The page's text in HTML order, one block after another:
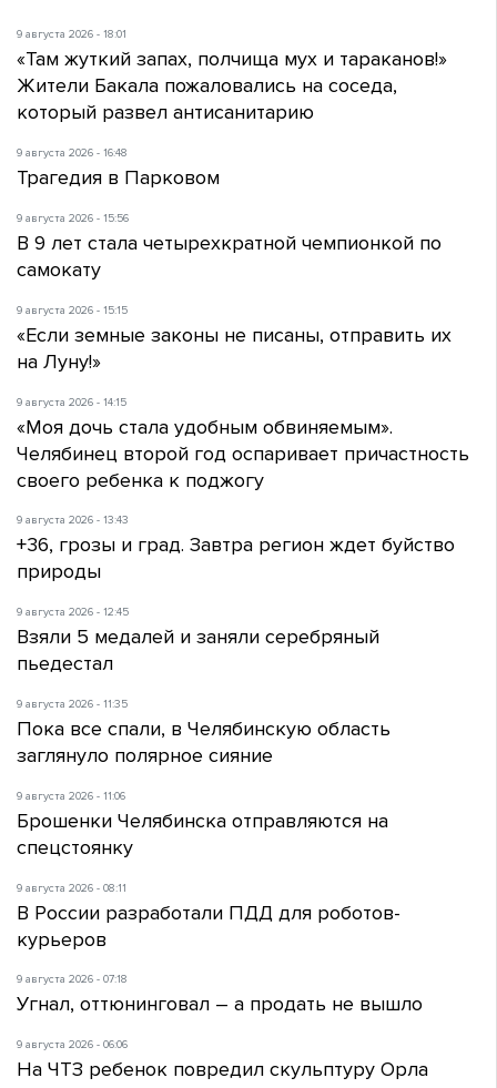
9 августа 2026 - 18:01
«Там жуткий запах, полчища мух и тараканов!»
Жители Бакала пожаловались на соседа,
который развел антисанитарию
9 августа 2026 - 16:48
Трагедия в Парковом
9 августа 2026 - 15:56
В 9 лет стала четырехкратной чемпионкой по
самокату
9 августа 2026 - 15:15
«Если земные законы не писаны, отправить их
на Луну!»
9 августа 2026 - 14:15
«Моя дочь стала удобным обвиняемым».
Челябинец второй год оспаривает причастность
своего ребенка к поджогу
9 августа 2026 - 13:43
+36, грозы и град. Завтра регион ждет буйство
природы
9 августа 2026 - 12:45
Взяли 5 медалей и заняли серебряный
пьедестал
9 августа 2026 - 11:35
Пока все спали, в Челябинскую область
заглянуло полярное сияние
9 августа 2026 - 11:06
Брошенки Челябинска отправляются на
спецстоянку
9 августа 2026 - 08:11
В России разработали ПДД для роботов-
курьеров
9 августа 2026 - 07:18
Угнал, оттюнинговал – а продать не вышло
9 августа 2026 - 06:06
На ЧТЗ ребенок повредил скульптуру Орла